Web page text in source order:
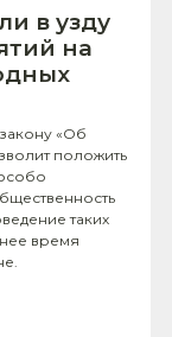
в узду
на
«Об
положить
таких
время